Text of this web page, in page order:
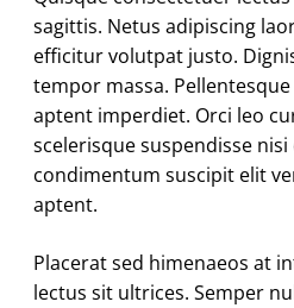
sagittis. Netus adipiscing
efficitur volutpat justo.
tempor massa.
aptent imperdiet. Orci leo
scelerisque suspendisse
condimentum suscipit elit
aptent.
Placerat sed himenaeos at
lectus sit ultrices. Semper